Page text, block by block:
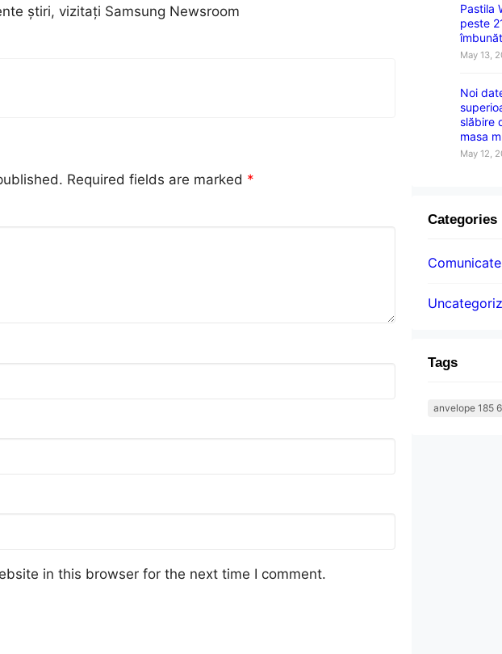
știri, vizitați Samsung Newsroom
Required fields are marked *
in this browser for the next time I comment.
Pastila
peste
May 13,
Noi
slăbire
masa
May 12,
Categories
Tags
anvelope 185